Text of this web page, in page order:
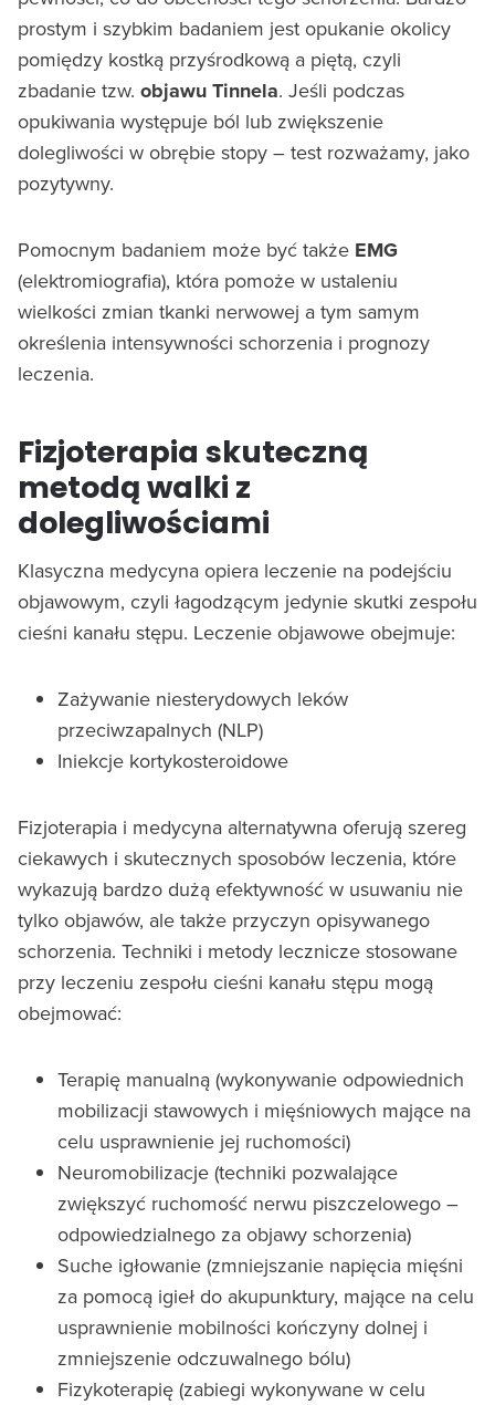
prostym i szybkim badaniem jest opukanie okolicy
pomiędzy kostką przyśrodkową a piętą, czyli
zbadanie tzw. objawu Tinnela. Jeśli podczas
opukiwania występuje ból lub zwiększenie
dolegliwości w obrębie stopy – test rozważamy, jako
pozytywny.
Pomocnym badaniem może być także EMG
(elektromiografia), która pomoże w ustaleniu
wielkości zmian tkanki nerwowej a tym samym
określenia intensywności schorzenia i prognozy
leczenia.
Fizjoterapia skuteczną
metodą walki z
dolegliwościami
Klasyczna medycyna opiera leczenie na podejściu
objawowym, czyli łagodzącym jedynie skutki zespołu
cieśni kanału stępu. Leczenie objawowe obejmuje:
Zażywanie niesterydowych leków
przeciwzapalnych (NLP)
Iniekcje kortykosteroidowe
Fizjoterapia i medycyna alternatywna oferują szereg
ciekawych i skutecznych sposobów leczenia, które
wykazują bardzo dużą efektywność w usuwaniu nie
tylko objawów, ale także przyczyn opisywanego
schorzenia. Techniki i metody lecznicze stosowane
przy leczeniu zespołu cieśni kanału stępu mogą
obejmować:
Terapię manualną (wykonywanie odpowiednich
mobilizacji stawowych i mięśniowych mające na
celu usprawnienie jej ruchomości)
Neuromobilizacje (techniki pozwalające
zwiększyć ruchomość nerwu piszczelowego –
odpowiedzialnego za objawy schorzenia)
Suche igłowanie (zmniejszanie napięcia mięśni
za pomocą igieł do akupunktury, mające na celu
usprawnienie mobilności kończyny dolnej i
zmniejszenie odczuwalnego bólu)
Fizykoterapię (zabiegi wykonywane w celu